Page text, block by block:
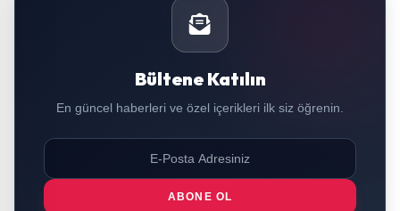
Bültene Katılın
En güncel haberleri ve özel içerikleri ilk siz öğrenin.
ABONE OL